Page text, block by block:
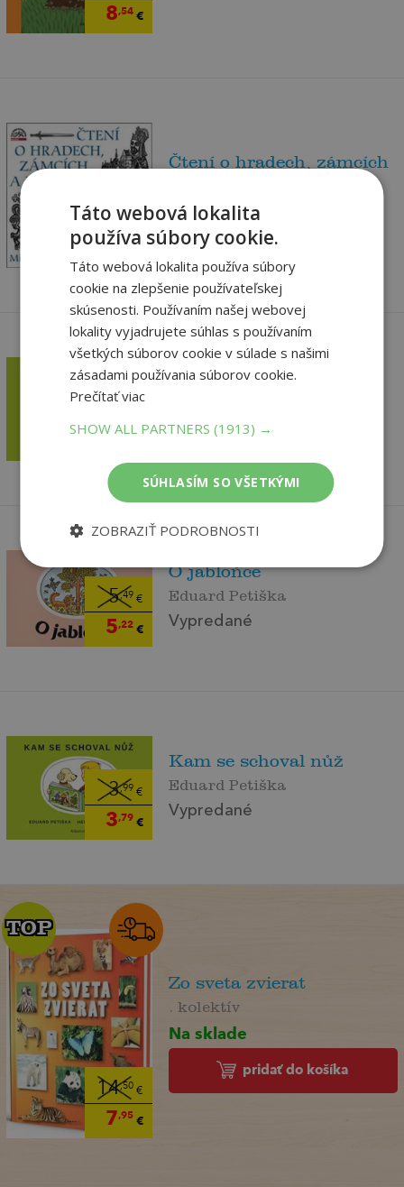
8,54€
7,43€
7,06
Čtení o hradech, zámcích
Vypredané
5
Kam se schoval nůž
Vypredané
5,49 €
5,22€
O jabloňce
Eduard Petiška
Vypredané
3,99 €
3,79€
Kam se schoval nůž
Eduard Petiška
Vypredané
14,50€
7,95€
TOP
TOP
Zo sveta zvierat
. kolektív
Na sklade
pridať do košíka
Táto webová lokalita
používa súbory cookie.
Táto webová lokalita používa súbory
cookie na zlepšenie používateľskej
skúsenosti. Používaním našej webovej
lokality vyjadrujete súhlas s používaním
všetkých súborov cookie v súlade s našimi
zásadami používania súborov cookie.
Prečítať viac
SHOW ALL PARTNERS(1913) →
SÚHLASÍM SO VŠETKÝMI
ZOBRAZIŤ PODROBNOSTI